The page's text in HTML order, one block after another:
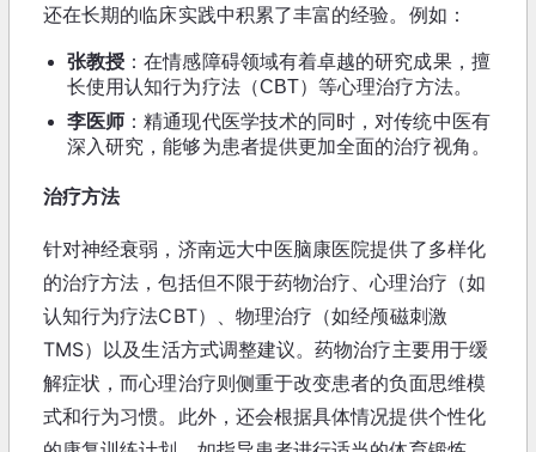
还在长期的临床实践中积累了丰富的经验。例如：
张教授 ：在情感障碍领域有着卓越的研究成果，擅
长使用认知行为疗法（CBT）等心理治疗方法。
李医师 ：精通现代医学技术的同时，对传统中医有
深入研究，能够为患者提供更加全面的治疗视角。
治疗方法
针对神经衰弱，济南远大中医脑康医院提供了多样化
的治疗方法，包括但不限于药物治疗、心理治疗（如
认知行为疗法CBT）、物理治疗（如经颅磁刺激
TMS）以及生活方式调整建议。药物治疗主要用于缓
解症状，而心理治疗则侧重于改变患者的负面思维模
式和行为习惯。此外，还会根据具体情况提供个性化